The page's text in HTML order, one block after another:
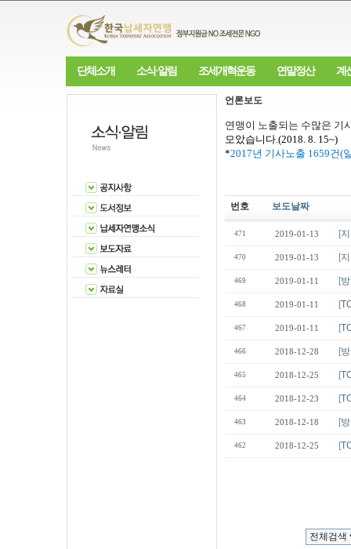
단체소개 소식·알림 조세개혁운동 연말정산 계
언론보도
연맹이 노출되는 수많은 기
모았습니다.(2018. 8. 15~)
*2017년 기사노출 1659건(
번호 보도날짜
471 2019-01-13 [
470 2019-01-13 [
469 2019-01-11 [
468 2019-01-11 [
467 2019-01-11 [
466 2018-12-28 [
465 2018-12-25 [
464 2018-12-23 [
463 2018-12-18 [
462 2018-12-25 [